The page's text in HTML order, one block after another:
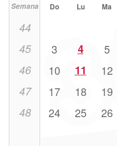
Semana Do Lu Ma
44
45 3 4 5
46 10 11 12
47 17 18 19
48 24 25 26